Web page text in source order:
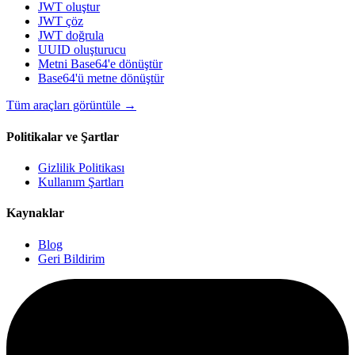
JWT oluştur
JWT çöz
JWT doğrula
UUID oluşturucu
Metni Base64'e dönüştür
Base64'ü metne dönüştür
Tüm araçları görüntüle →
Politikalar ve Şartlar
Gizlilik Politikası
Kullanım Şartları
Kaynaklar
Blog
Geri Bildirim